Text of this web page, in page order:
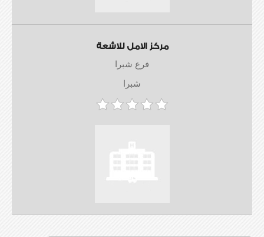
مركز الامل للاشعة
فرع شبرا
شبرا